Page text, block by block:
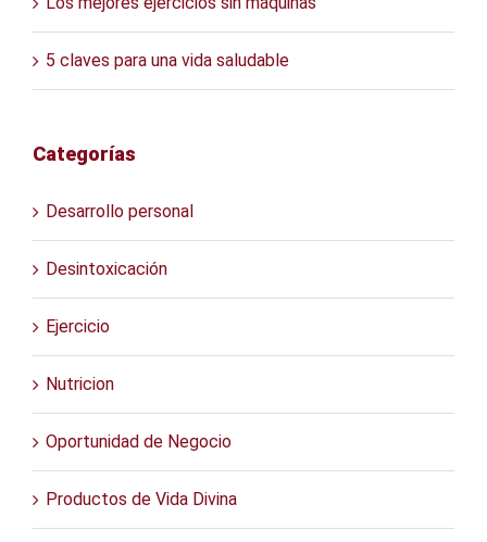
5 claves para una vida saludable
Categorías
Desarrollo personal
Desintoxicación
Ejercicio
Nutricion
Oportunidad de Negocio
Productos de Vida Divina